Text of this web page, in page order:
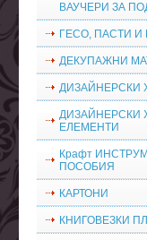
ВАУЧЕРИ ЗА
ГЕСО, ПАСТИ И
ДЕКУПАЖНИ
ДИЗАЙНЕРСКИ
ДИЗАЙНЕРСКИ
ЕЛЕМЕНТИ
Крафт
ПОСОБИЯ
КАРТОНИ
КНИГОВЕЗКИ